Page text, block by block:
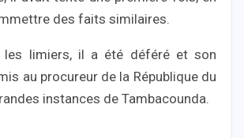
des faits similaires.
les limiers, il a été déféré et son
au procureur de la République du
instances de Tambacounda.